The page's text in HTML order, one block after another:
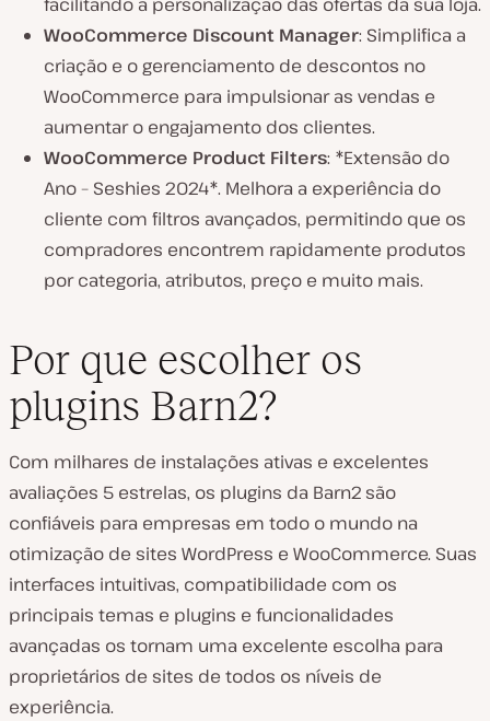
WooCommerce Discount Manager: Simplifica a
criação e o gerenciamento de descontos no
WooCommerce para impulsionar as vendas e
aumentar o engajamento dos clientes.
WooCommerce Product Filters: *Extensão do
Ano – Seshies 2024*. Melhora a experiência do
cliente com filtros avançados, permitindo que os
compradores encontrem rapidamente produtos
por categoria, atributos, preço e muito mais.
Por que escolher os
plugins Barn2?
Com milhares de instalações ativas e excelentes
avaliações 5 estrelas, os plugins da Barn2 são
confiáveis para empresas em todo o mundo na
otimização de sites WordPress e WooCommerce. Suas
interfaces intuitivas, compatibilidade com os
principais temas e plugins e funcionalidades
avançadas os tornam uma excelente escolha para
proprietários de sites de todos os níveis de
experiência.